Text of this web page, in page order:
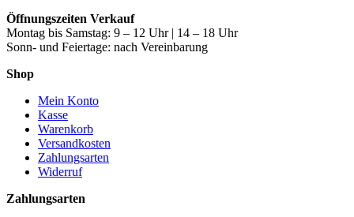
Öffnungszeiten Verkauf
Montag bis Samstag: 9 – 12 Uhr | 14 – 18 Uhr
Sonn- und Feiertage: nach Vereinbarung
Shop
Mein Konto
Kasse
Warenkorb
Versandkosten
Zahlungsarten
Widerruf
Zahlungsarten